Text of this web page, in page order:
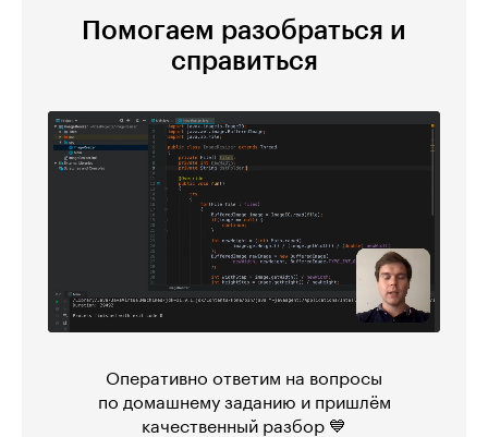
Помогаем разобраться и
справиться
Оперативно ответим на вопросы
по домашнему заданию и пришлём
качественный разбор 💙